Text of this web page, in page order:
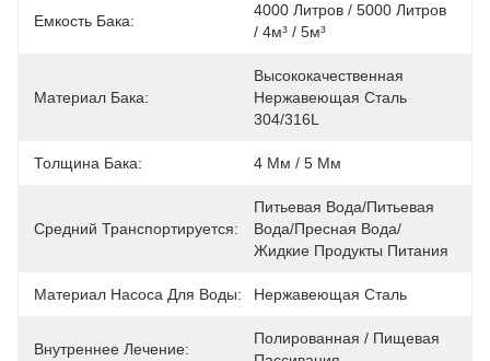
Емкость Бака:
4000 Литров / 5000 Литров
/ 4м³ / 5м³
Материал Бака:
Высококачественная
Нержавеющая Сталь
304/316L
Толщина Бака: 4 Мм / 5 Мм
Средний Транспортируется:
Питьевая Вода/Питьевая
Вода/Пресная Вода/
Жидкие Продукты Питания
Материал Насоса Для Воды: Нержавеющая Сталь
Внутреннее Лечение:
Полированная / Пищевая